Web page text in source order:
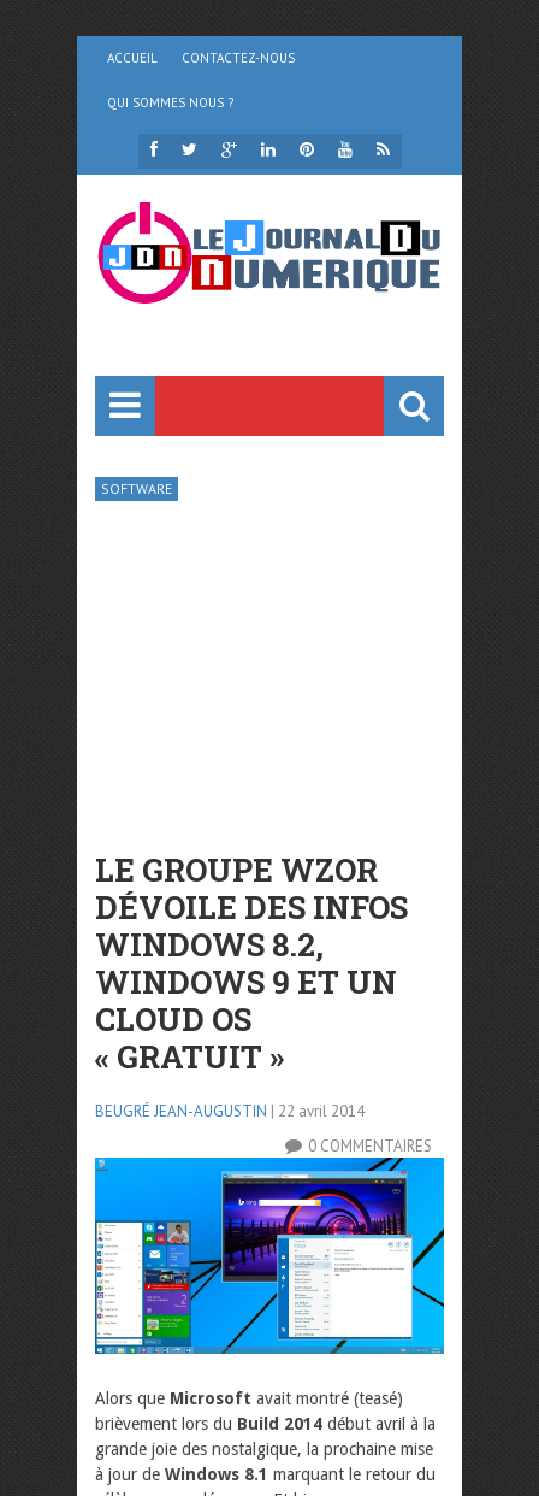
ACCUEIL CONTACTEZ-NOUS
QUI SOMMES NOUS ?
SOFTWARE
LE GROUPE WZOR
DÉVOILE DES INFOS
WINDOWS 8.2,
WINDOWS 9 ET UN
CLOUD OS
« GRATUIT »
BEUGRÉ JEAN-AUGUSTIN | 22 avril 2014
0 COMMENTAIRES
Alors que Microsoft avait montré (teasé)
brièvement lors du Build 2014 début avril à la
grande joie des nostalgique, la prochaine mise
à jour de Windows 8.1 marquant le retour du